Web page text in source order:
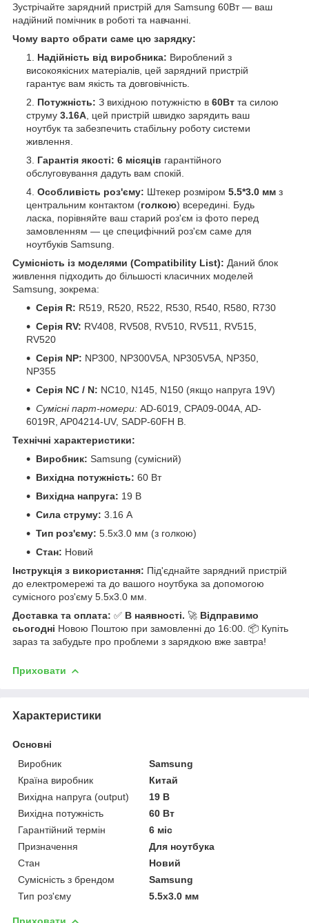
Зустрічайте зарядний пристрій для Samsung 60Вт — ваш
надійний помічник в роботі та навчанні.
Чому варто обрати саме цю зарядку:
Надійність від виробника: Вироблений з
високоякісних матеріалів, цей зарядний пристрій
гарантує вам якість та довговічність.
Потужність: З вихідною потужністю в 60Вт та силою
струму 3.16А , цей пристрій швидко зарядить ваш
ноутбук та забезпечить стабільну роботу системи
живлення.
Гарантія якості: 6 місяців гарантійного
обслуговування дадуть вам спокій.
Особливість роз'єму: Штекер розміром 5.5*3.0 мм з
центральним контактом (голкою) всередині. Будь
ласка, порівняйте ваш старий роз'єм із фото перед
замовленням — це специфічний роз'єм саме для
ноутбуків Samsung.
Сумісність із моделями (Compatibility List): Даний блок
живлення підходить до більшості класичних моделей
Samsung, зокрема:
Серія R: R519, R520, R522, R530, R540, R580, R730
Серія RV: RV408, RV508, RV510, RV511, RV515,
RV520
Серія NP: NP300, NP300V5A, NP305V5A, NP350,
NP355
Серія NC / N: NC10, N145, N150 (якщо напруга 19V)
Сумісні парт-номери: AD-6019, CPA09-004A, AD-
6019R, AP04214-UV, SADP-60FH B.
Технічні характеристики:
Виробник: Samsung (сумісний)
Вихідна потужність: 60 Вт
Вихідна напруга: 19 В
Сила струму: 3.16 А
Тип роз'єму: 5.5x3.0 мм (з голкою)
Стан: Новий
Інструкція з використання: Під'єднайте зарядний пристрій
до електромережі та до вашого ноутбука за допомогою
сумісного роз'єму 5.5x3.0 мм.
Доставка та оплата: ✅ В наявності. 🚀 Відправимо
сьогодні Новою Поштою при замовленні до 16:00. 📦 Купіть
зараз та забудьте про проблеми з зарядкою вже завтра!
Приховати
Характеристики
Основні
Виробник
Samsung
Країна виробник
Китай
Вихідна напруга (output)
19 В
Вихідна потужність
60 Вт
Гарантійний термін
6 міс
Призначення
Для ноутбука
Стан
Новий
Сумісність з брендом
Samsung
Тип роз'єму
5.5x3.0 мм
Приховати